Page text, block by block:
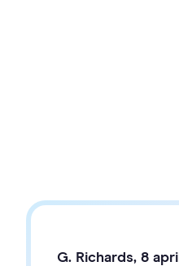
G. Richards, 8 april